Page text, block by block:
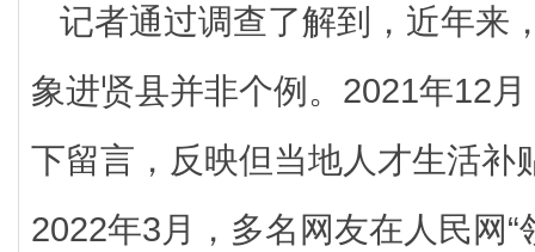
记者通过调查了解到，近年来
象进贤县并非个例。2021年12
下留言，反映但当地人才生活补
2022年3月，多名网友在人民网“